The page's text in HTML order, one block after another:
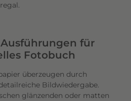
für
Fotobuch
überzeugen durch
Bildwiedergabe.
glänzenden oder matten